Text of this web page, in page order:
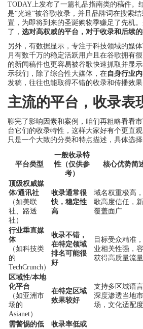
TODAY上发布了一篇礼品指南类的稿件。
是“光速”被谷歌收录，并且品牌词在搜索
置，为即将到来的圣诞购物季赚足了先机
了， 选对高权威的平台，对于收录和后续
另外，有数据显示，专注于科技领域的媒体
月有数千万的稳定活跃用户且在谷歌拥有
的新闻稿件也更容易被谷歌快速抓取并显
示我们，除了综合性大媒体，在自身行业
发稿，往往也能取得不错的收录和传播效果
主流的平台，收录表
聊完了影响因素和案例，咱们再粗略看看
台它们的收录特性，这样大家好有个更直
只是一个大致的分类和特点描述，具体选择
平台类型
一般收录特
性（仅供参
考）
核心优势简
顶级权威媒
体/通讯社
（如美联
社、路透
社）
收录通常很
快，稳定性
高
域名权重极高
歌高度信任，
覆盖面广
行业垂直媒
体
（如科技类
的
TechCrunch）
收录不错，
在特定领域
排名可能很
好
目标受众精准
业相关性强，
获得高质量流量
区域性/本地
化平台
（如亚洲市
场的
Asianet）
在特定区域
效果较好
支持多区域语言
深度渗透当地市
场，文化适配
需警惕的低
收录率低或